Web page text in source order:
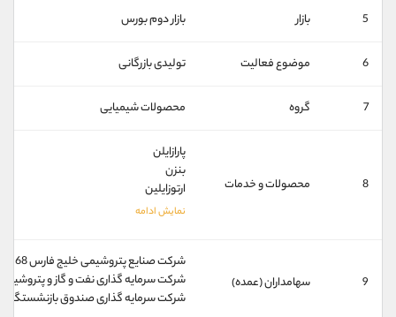
5 بازار بازار دوم بورس
6 موضوع فعالیت تولیدی بازرگانی
7 گروه محصولات شیمیایی
8 محصولات و خدمات
پارازایلن
بنزن
ارتوزایلین
9 سهامداران (عمده)
شرکت صنایع پتروشیمی خلیج فارس 68 درصد
شرکت سرمایه گذاری نفت و گاز و پتروشیمی
شرکت سرمایه گذاری صندوق بازنشستگی